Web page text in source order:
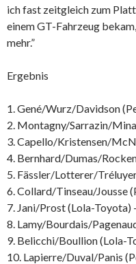
ich fast zeitgleich zum
einem GT-Fahrzeug
mehr.”
Ergebnis
1. Gené/Wurz/Davidson
2. Montagny/Sarrazin/
3. Capello/Kristensen/
4. Bernhard/Dumas/
5. Fässler/Lotterer/
6. Collard/Tinseau/Jousse
7. Jani/Prost (Lola-Toyota)
8. Lamy/Bourdais/
9. Belicchi/Boullion (Lola-
10. Lapierre/Duval/Panis